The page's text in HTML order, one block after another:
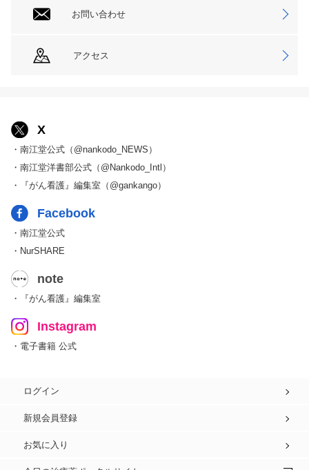
お問い合わせ
アクセス
X
・南江堂公式（@nankodo_NEWS）
・南江堂洋書部公式（@Nankodo_Intl）
・『がん看護』編集室（@gankango）
Facebook
・南江堂公式
・NurSHARE
note
・『がん看護』編集室
Instagram
・電子書籍 公式
ログイン
新規会員登録
お気に入り